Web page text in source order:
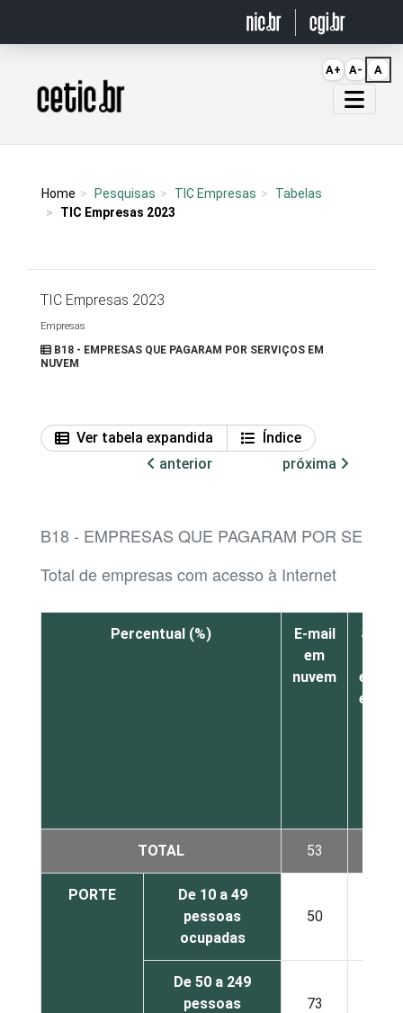
Página inicial
Home Pesquisas TIC Empresas
Tabelas
TIC Empresas 2023
TIC Empresas 2023
Empresas
B18 - EMPRESAS QUE PAGARAM POR SERVIÇOS EM
NUVEM
Ver tabela expandida
Índice
anterior
próxima
B18 - EMPRESAS QUE PAGARAM POR
Total de empresas com acesso à Internet
Percentual (%)
E-mail
em
nuvem
em
TOTAL 53
PORTE
De 10 a 49
pessoas
ocupadas
50
De 50 a 249
pessoas
73
A+ A- A